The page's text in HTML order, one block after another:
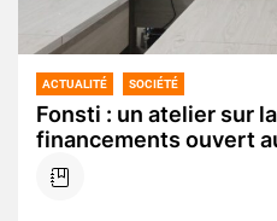
ACTUALITÉ SOCIÉTÉ
Fonsti : un atelier sur
financements ouvert